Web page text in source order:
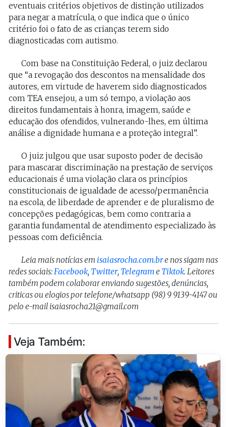
eventuais critérios objetivos de distinção utilizados
para negar a matrícula, o que indica que o único
critério foi o fato de as crianças terem sido
diagnosticadas com autismo.
Com base na Constituição Federal, o juiz declarou
que “a revogação dos descontos na mensalidade dos
autores, em virtude de haverem sido diagnosticados
com TEA ensejou, a um só tempo, a violação aos
direitos fundamentais à honra, imagem, saúde e
educação dos ofendidos, vulnerando-lhes, em última
análise a dignidade humana e a proteção integral”.
O juiz julgou que usar suposto poder de decisão
para mascarar discriminação na prestação de serviços
educacionais é uma violação clara os princípios
constitucionais de igualdade de acesso/permanência
na escola, de liberdade de aprender e de pluralismo de
concepções pedagógicas, bem como contraria a
garantia fundamental de atendimento especializado às
pessoas com deficiência.
Leia mais notícias em isaiasrocha.com.bre nos sigam nas
redes sociais:Facebook, Twitter, Telegrame Tiktok. Leitores
também podem colaborar enviando sugestões, denúncias,
criticas ou elogios por telefone/whatsapp (98) 9 9139-4147 ou
pelo e-mail isaiasrocha21@gmail.com
Veja Também: